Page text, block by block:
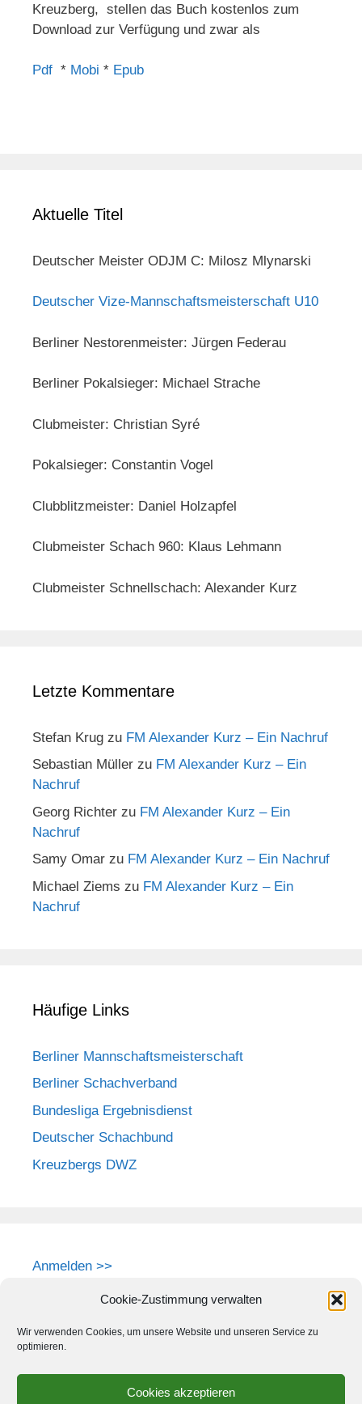
Cookie-Zustimmung verwalten
Wir verwenden Cookies, um unsere Website und unseren Service zu
optimieren.
Cookies akzeptieren
Kreuzberg, stellen das Buch kostenlos zum
Download zur Verfügung und zwar als
Pdf * Mobi * Epub
Aktuelle Titel
Deutscher Meister ODJM C: Milosz Mlynarski
Deutscher Vize-Mannschaftsmeisterschaft U10
Berliner Nestorenmeister: Jürgen Federau
Berliner Pokalsieger: Michael Strache
Clubmeister: Christian Syré
Pokalsieger: Constantin Vogel
Clubblitzmeister: Daniel Holzapfel
Clubmeister Schach 960: Klaus Lehmann
Clubmeister Schnellschach: Alexander Kurz
Letzte Kommentare
Stefan Krug zu FM Alexander Kurz – Ein Nachruf
Sebastian Müller zu FM Alexander Kurz – Ein
Nachruf
Georg Richter zu FM Alexander Kurz – Ein
Nachruf
Samy Omar zu FM Alexander Kurz – Ein Nachruf
Michael Ziems zu FM Alexander Kurz – Ein
Nachruf
Häufige Links
Berliner Mannschaftsmeisterschaft
Berliner Schachverband
Bundesliga Ergebnisdienst
Deutscher Schachbund
Kreuzbergs DWZ
Anmelden >>